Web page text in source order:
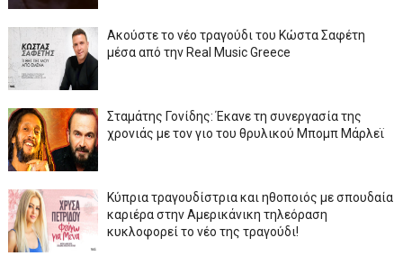
Ακούστε το νέο τραγούδι του Κώστα Σαφέτη
μέσα από την Real Music Greece
Σταμάτης Γονίδης: Έκανε τη συνεργασία της
χρονιάς με τον γιο του θρυλικού Μπομπ Μάρλεϊ
Κύπρια τραγουδίστρια και ηθοποιός με σπουδαία
καριέρα στην Αμερικάνικη τηλεόραση
κυκλοφορεί το νέο της τραγούδι!